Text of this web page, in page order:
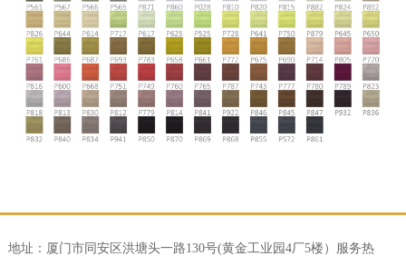
地址：厦门市同安区洪塘头一路130号(黄金工业园4厂5楼）服务热